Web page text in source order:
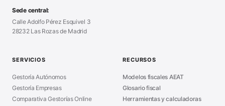
■Modelo Nómina PDF
■Calculadora Vacaciones
■Sanciones Hacienda
■Asesoría en Madrid
Sede central:
Calle Adolfo Pérez Esquivel 3
28232 Las Rozas de Madrid
SERVICIOS
Gestoría Autónomos
Gestoría Empresas
Comparativa Gestorías Online
RECURSOS
Modelos fiscales AEAT
Glosario fiscal
Herramientas y calculadoras